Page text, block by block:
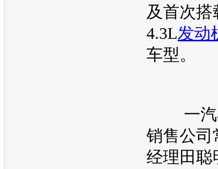
及首次搭
4.3L发动
车型。
一
销售公司
经理田聪